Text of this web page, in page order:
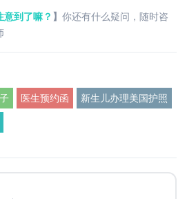
意到了嘛？ 】 你还有什么疑问，随时咨
医生预约函 新生儿办理美国护照